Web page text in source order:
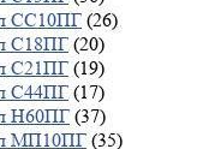
СС10ПГ (26)
С18ПГ (20)
С21ПГ (19)
С44ПГ (17)
Н60ПГ (37)
МП10ПГ (35)